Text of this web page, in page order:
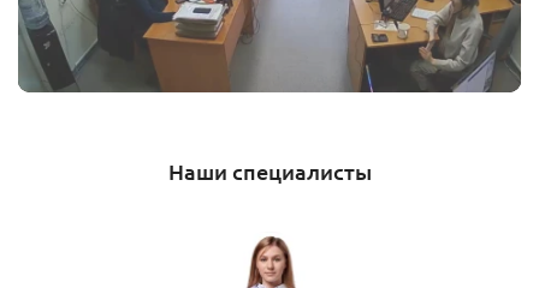
Наши специалисты